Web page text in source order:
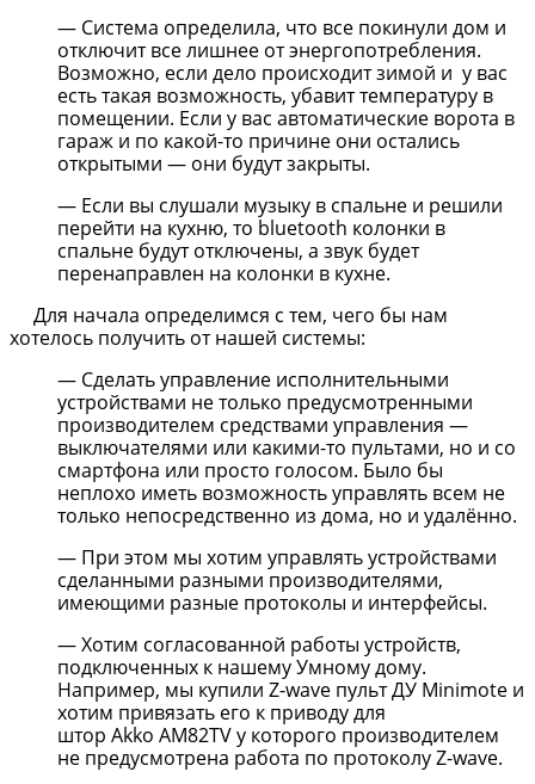
— Система определила, что все покинули дом и
отключит все лишнее от энергопотребления.
Возможно, если дело происходит зимой и у вас
есть такая возможность, убавит температуру в
помещении. Если у вас автоматические ворота в
гараж и по какой-то причине они остались
открытыми — они будут закрыты.
— Если вы слушали музыку в спальне и решили
перейти на кухню, то bluetooth колонки в
спальне будут отключены, а звук будет
перенаправлен на колонки в кухне.
Для начала определимся с тем, чего бы нам
хотелось получить от нашей системы:
— Сделать управление исполнительными
устройствами не только предусмотренными
производителем средствами управления —
выключателями или какими-то пультами, но и со
смартфона или просто голосом. Было бы
неплохо иметь возможность управлять всем не
только непосредственно из дома, но и удалённо.
— При этом мы хотим управлять устройствами
сделанными разными производителями,
имеющими разные протоколы и интерфейсы.
— Хотим согласованной работы устройств,
подключенных к нашему Умному дому.
Например, мы купили Z-wave пульт ДУ Minimote и
хотим привязать его к приводу для
штор Akko AM82TV у которого производителем
не предусмотрена работа по протоколу Z-wave.